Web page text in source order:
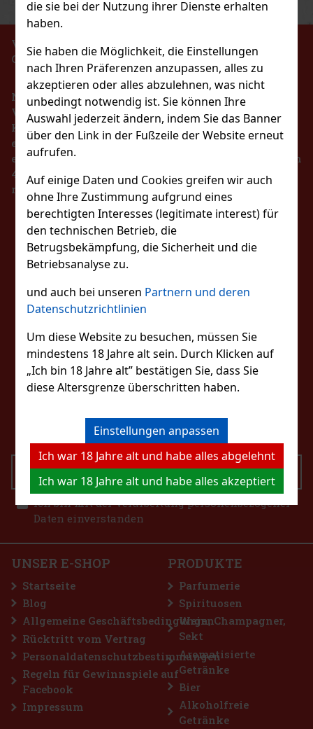
die sie bei der Nutzung ihrer Dienste erhalten
haben.
Sie haben die Möglichkeit, die Einstellungen
nach Ihren Präferenzen anzupassen, alles zu
akzeptieren oder alles abzulehnen, was nicht
unbedingt notwendig ist. Sie können Ihre
Auswahl jederzeit ändern, indem Sie das Banner
über den Link in der Fußzeile der Website erneut
aufrufen.
Auf einige Daten und Cookies greifen wir auch
ohne Ihre Zustimmung aufgrund eines
berechtigten Interesses (legitimate interest) für
den technischen Betrieb, die
Betrugsbekämpfung, die Sicherheit und die
Betriebsanalyse zu.
und auch bei unseren Partnern und deren
Datenschutzrichtlinien
Um diese Website zu besuchen, müssen Sie
mindestens 18 Jahre alt sein. Durch Klicken auf
„Ich bin 18 Jahre alt” bestätigen Sie, dass Sie
diese Altersgrenze überschritten haben.
Einstellungen anpassen
Ich war 18 Jahre alt und habe alles abgelehnt
Ich war 18 Jahre alt und habe alles akzeptiert
Hi pol Brass
(3 st)
Bestellen
Lemon 65g
1.49 €
Bestellen
Dragees Dose 64 g
(> 5 st)
sind zuckerfreie Kaugummis mit
die für einen lang
Geschmack und frischen Atem sorgen. Die
enthält 46 Dragees und eignet sich dank ihrer
2.29 €
Aktion
Dragees Dose 64 g
(> 5 st)
die nach jedem Kauen für lang anhaltende
sorgen. Die praktische Dose enthält 46 Stück und
Designs haben Sie sie immer griffbereit –
2.29 €
Bestellen
Aktion
VERBOT DES VERKAUFS VON ALKOHOLISCHEN
GETRÄNKEN AN PERSONEN UNTER 18 JAHREN !!!
Nach dem Gesetz über die Registrierung von
Verkäufen ist der Verkäufer verpflichtet, dem
Käufer eine Quittung auszustellen. Gleichzeitig ist
er verpflichtet, die erhaltenen Einnahmen im Falle
eines technischen Ausfalls spätestens innerhalb von
48 Stunden online beim Steuerverwalter zu
registrieren.
BLEIBEN SIE MIT
UNS IN KONTAKT
FOLGEN SIE UNS
SENDEN
Ich bin mit der Verarbeitung personenbezogener
Daten einverstanden
KONTAKTIERE UNS
+43 660 1544737
UNSER E-SHOP
Startseite
Blog
Allgemeine Geschäftsbedingungen
Rücktritt vom Vertrag
Personaldatenschutzbestimmungen
Regeln für Gewinnspiele auf
Facebook
Impressum
PRODUKTE
Parfumerie
Spirituosen
Wein, Champagner,
Sekt
Aromatisierte
Getränke
Bier
Alkoholfreie
Getränke